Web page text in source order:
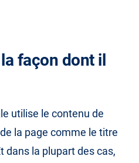
façon dont il
utilise le contenu de
de la page comme le titre
dans la plupart des cas,